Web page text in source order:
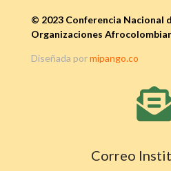
© 2023 Conferencia Nacional
Organizaciones
Diseñada pormipango.co
Correo